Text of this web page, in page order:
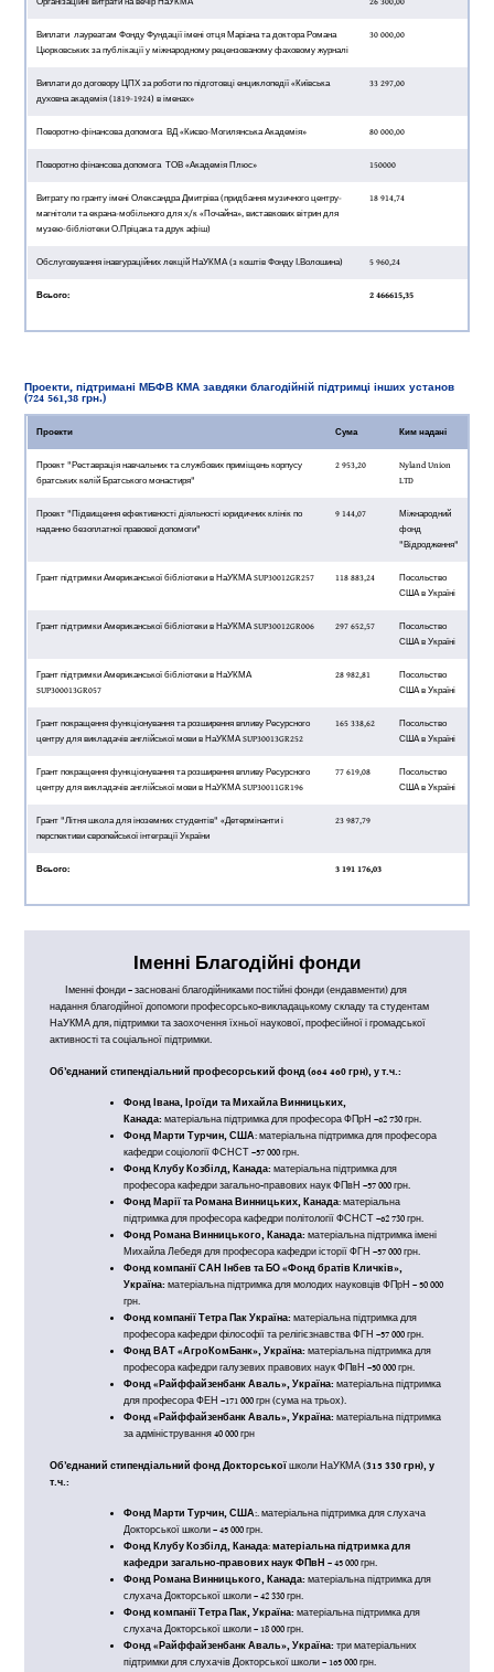
Виплати лауреатам Фонду Фундації імені отця Маріана та доктора Романа
Цюрковських за публікації у міжнародному рецензованому фаховому журналі
30 000,00
Виплати до договору ЦПХ за роботи по підготовці енциклопедії «Київська
духовна академія (1819-1924) в іменах»
33 297,00
Поворотно-фінансова допомога ВД «Києво-Могилянська Академія» 80 000,00
Поворотно фінансова допомога ТОВ «Академія Плюс» 150000
Витрату по гранту імені Олександра Дмитріва (придбання музичного центру-
магнітоли та екрана-мобільного для х/к «Почайна», виставкових вітрин для
музею-бібліотеки О.Пріцака та друк афіш)
18 914,74
Обслуговування інавгураційних лекцій НаУКМА (з коштів Фонду І.Волошина) 5 960,24
Всього: 2 466615,35
Проекти, підтримані МБФВ КМА завдяки благодійній підтримці інших установ
(724 561,38 грн.)
Проекти Сума Ким надані
Проект "Реставрація навчальних та службових приміщень корпусу
братських келій Братського монастиря"
2 953,20
Nyland Union
LTD
Проект "Підвищення ефективності діяльності юридичних клінік по
наданню безоплатної правової допомоги"
9 144,07
Міжнародний
фонд
"Відродження"
Грант підтримки Американської бібліотеки в НаУКМА SUP30012GR257 118 883,24
Посольство
США в Україні
Грант підтримки Американської бібліотеки в НаУКМА SUP30012GR006 297 652,57
Посольство
США в Україні
Грант підтримки Американської бібліотеки в НаУКМА
SUP300013GR057
28 982,81
Посольство
США в Україні
Грант покращення функціонування та розширення впливу Ресурсного
центру для викладачів англійської мови в НаУКМА SUP30013GR252
165 338,62
Посольство
США в Україні
Грант покращення функціонування та розширення впливу Ресурсного
центру для викладачів англійської мови в НаУКМА SUP30011GR196
77 619,08
Посольство
США в Україні
Грант "Літня школа для іноземних студентів" «Детермінанти і
перспективи європейської інтеграції України
23 987,79
Всього: 3 191 176,03
Іменні Благодійні фонди
Іменні фонди – засновані благодійниками постійні фонди (ендавменти) для
надання благодійної допомоги професорсько-викладацькому складу та студентам
НаУКМА для, підтримки та заохочення їхньої наукової, професійної і громадської
активності та соціальної підтримки.
Об’єднаний стипендіальний професорський фонд (664 460 грн), у т.ч.:
Фонд Івана, Іроїди та Михайла Винницьких,
Канада: матеріальна підтримка для професора ФПрН –62 730 грн.
Фонд Марти Турчин, США: матеріальна підтримка для професора
кафедри соціології ФСНСТ –57 000 грн.
Фонд Клубу Козбілд, Канада: матеріальна підтримка для
професора кафедри загально-правових наук ФПвН –57 000 грн.
Фонд Марії та Романа Винницьких, Канада: матеріальна
підтримка для професора кафедри політології ФСНСТ –62 730 грн.
Фонд Романа Винницького, Канада: матеріальна підтримка імені
Михайла Лебедя для професора кафедри історії ФГН –57 000 грн.
Фонд компанії САН Інбев та БО «Фонд братів Кличків»,
Україна: матеріальна підтримка для молодих науковців ФПрН – 50 000
грн.
Фонд компанії Тетра Пак Україна: матеріальна підтримка для
професора кафедри філософії та релігієзнавства ФГН –57 000 грн.
Фонд ВАТ «АгроКомБанк», Україна: матеріальна підтримка для
професора кафедри галузевих правових наук ФПвН –50 000 грн.
Фонд «Райффайзенбанк Аваль», Україна: матеріальна підтримка
для професора ФЕН –171 000 грн (сума на трьох).
Фонд «Райффайзенбанк Аваль», Україна: матеріальна підтримка
за адміністрування 40 000 грн
Об’єднаний стипендіальний фонд Докторськоїшколи НаУКМА (315 330 грн), у
т.ч.:
Фонд Марти Турчин, США:. матеріальна підтримка для слухача
Докторської школи – 45 000 грн.
Фонд Клубу Козбілд, Канада:матеріальна підтримка для
кафедри загально-правових наук ФПвН – 45 000 грн.
Фонд Романа Винницького, Канада: матеріальна підтримка для
слухача Докторської школи – 42 330 грн.
Фонд компанії Тетра Пак, Україна: матеріальна підтримка для
слухача Докторської школи – 18 000 грн.
Фонд «Райффайзенбанк Аваль», Україна: три матеріальних
підтримки для слухачів Докторської школи – 165 000 грн.